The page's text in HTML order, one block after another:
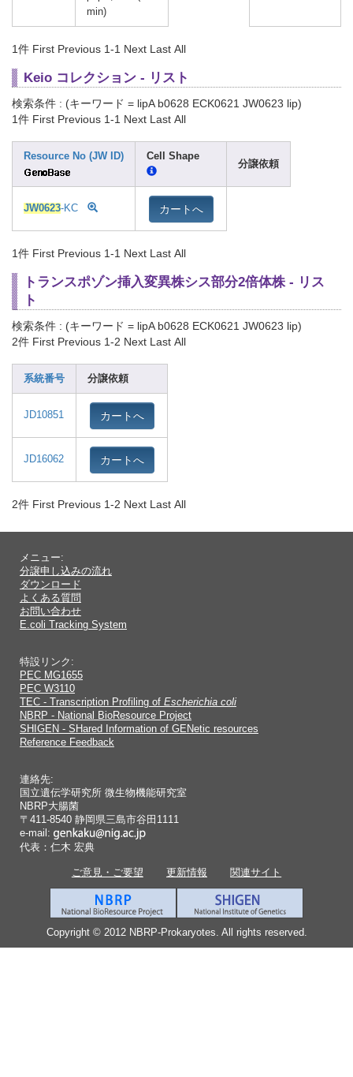
min)
1件 First Previous 1-1 Next Last All
Keio コレクション - リスト
検索条件 : (キーワード = lipA b0628 ECK0621 JW0623 lip)
1件 First Previous 1-1 Next Last All
Resource No (JW ID) Cell Shape
分譲依頼
JW0623-KC カートへ
1件 First Previous 1-1 Next Last All
トランスポゾン挿入変異株シス部分2倍体株 - リス
ト
検索条件 : (キーワード = lipA b0628 ECK0621 JW0623 lip)
2件 First Previous 1-2 Next Last All
系統番号 分譲依頼
JD10851 カートへ
JD16062 カートへ
2件 First Previous 1-2 Next Last All
メニュー:
分譲申し込みの流れ
ダウンロード
よくある質問
お問い合わせ
E.coli Tracking System
特設リンク:
PEC MG1655
PEC W3110
TEC - Transcription Profiling of Escherichia coli
NBRP - National BioResource Project
SHIGEN - SHared Information of GENetic resources
Reference Feedback
連絡先:
国立遺伝学研究所 微生物機能研究室
NBRP大腸菌
〒411-8540 静岡県三島市谷田1111
e-mail:
代表：仁木 宏典
ご意見・ご要望 更新情報 関連サイト
Copyright © 2012 NBRP-Prokaryotes. All rights reserved.